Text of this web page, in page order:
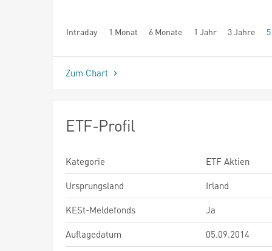
Intraday 1 Monat 6 Monate 1 Jahr 3 Jahre
seit Beginn
Zum Chart
ETF-Profil
Kategorie
ETF Aktien
Ursprungsland
Irland
KESt-Meldefonds
Ja
Auflagedatum
05.09.2014